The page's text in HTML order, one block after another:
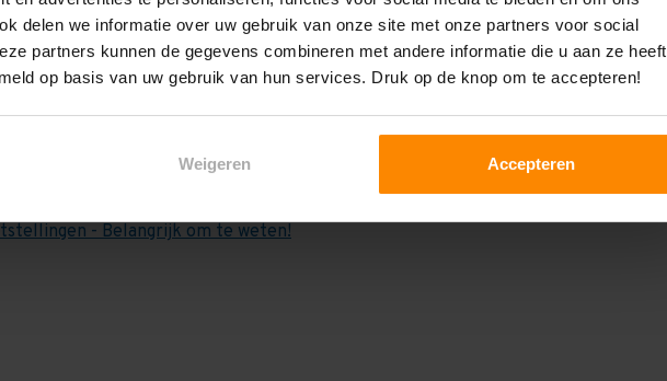
delen we informatie over uw gebruik van onze site met onze partners voor social
partners kunnen de gegevens combineren met andere informatie die u aan ze heeft
op basis van uw gebruik van hun services. Druk op de knop om te accepteren!
Weigeren Accepteren
per liggerniveau iets lager uit valt. Dit
meter, valt de draagkracht juist iets hoger uit.
u even contact met ons op te nemen. Wij voeren
aankoop van een rij palletstellingen. Wij kunnen
van uw situatie op beschreven staat! Kortom, bij
- Belangrijk om te weten!